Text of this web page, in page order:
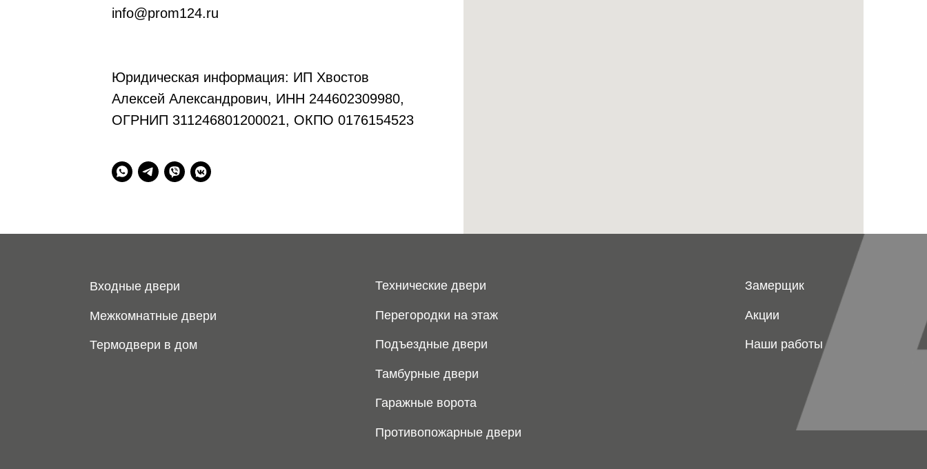
info@prom124.ru
Юридическая информация: ИП Хвостов
Алексей Александрович, ИНН 244602309980,
ОГРНИП 311246801200021, ОКПО 0176154523
г. Красноярск
Акции
Противопожарные двери
Гаражные ворота
Тамбурные двери
Перегородки на этаж
Межкомнатные двери